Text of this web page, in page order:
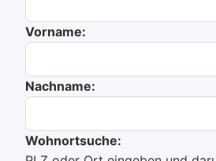
Vorname:
Nachname:
Wohnortsuche: